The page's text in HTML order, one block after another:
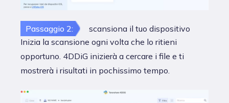
Passaggio 2:
scansiona il tuo dispositivo
Inizia la scansione ogni volta che lo ritieni
opportuno. 4DDiG inizierà a cercare i file e ti
mostrerà i risultati in pochissimo tempo.